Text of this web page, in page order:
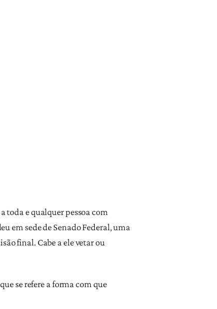
toda e qualquer pessoa com
em sede de Senado Federal, uma
final. Cabe a ele vetar ou
se refere a forma com que